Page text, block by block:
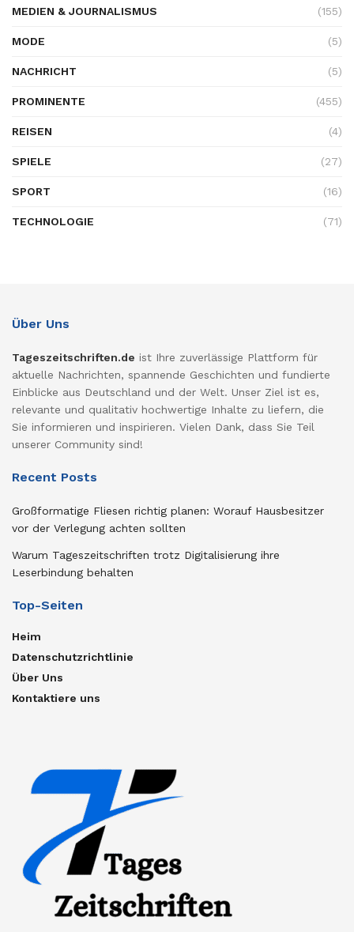
MEDIEN & JOURNALISMUS (155)
MODE (5)
NACHRICHT (5)
PROMINENTE (455)
REISEN (4)
SPIELE (27)
SPORT (16)
TECHNOLOGIE (71)
Über Uns
Tageszeitschriften.de ist Ihre zuverlässige Plattform für
aktuelle Nachrichten, spannende Geschichten und fundierte
Einblicke aus Deutschland und der Welt. Unser Ziel ist es,
relevante und qualitativ hochwertige Inhalte zu liefern, die
Sie informieren und inspirieren. Vielen Dank, dass Sie Teil
unserer Community sind!
Recent Posts
Großformatige Fliesen richtig planen: Worauf Hausbesitzer
vor der Verlegung achten sollten
Warum Tageszeitschriften trotz Digitalisierung ihre
Leserbindung behalten
Top-Seiten
Heim
Datenschutzrichtlinie
Über Uns
Kontaktiere uns